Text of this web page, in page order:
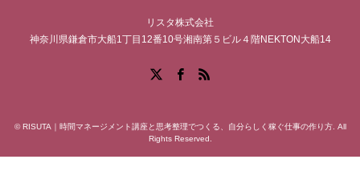
リスタ株式会社
神奈川県鎌倉市大船1丁目12番10号湘南第５ビル４階NEKTON大船14
©RISUTA｜時間マネージメント講座と思考整理でつくる、自分らしく稼ぐ仕事の作り方. All
Rights Reserved.